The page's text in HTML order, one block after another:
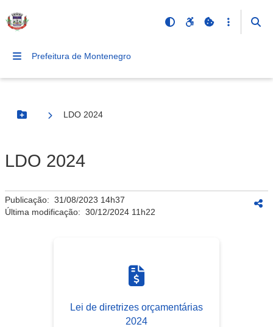
Prefeitura de Montenegro
Botão Menu
LDO 2024
LDO 2024
Publicação: 31/08/2023 14h37
Última modificação: 30/12/2024 11h22
Lei de diretrizes orçamentárias
2024